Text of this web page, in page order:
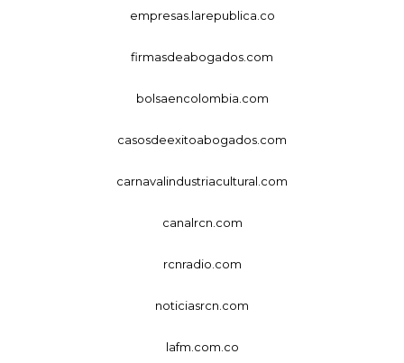
empresas.larepublica.co
firmasdeabogados.com
bolsaencolombia.com
casosdeexitoabogados.com
carnavalindustriacultural.com
canalrcn.com
rcnradio.com
noticiasrcn.com
lafm.com.co